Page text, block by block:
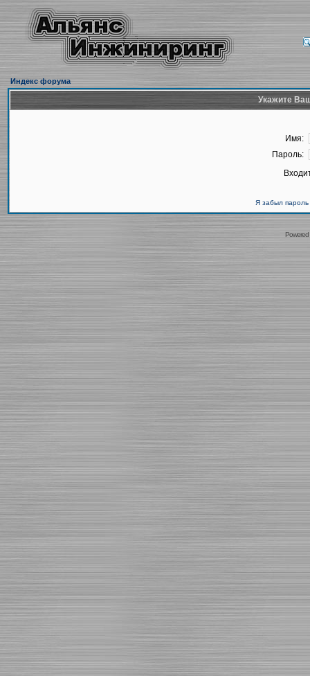
Индекс форума
Укажите
Имя:
Пароль:
Я забыл пароль